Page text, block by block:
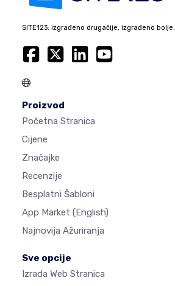
SITE123: izgrađeno drugačije, izgrađeno bolje.
Proizvod
Početna Stranica
Cijene
Značajke
Recenzije
Besplatni Šabloni
App Market (English)
Najnovija Ažuriranja
Sve opcije
Izrada Web Stranica